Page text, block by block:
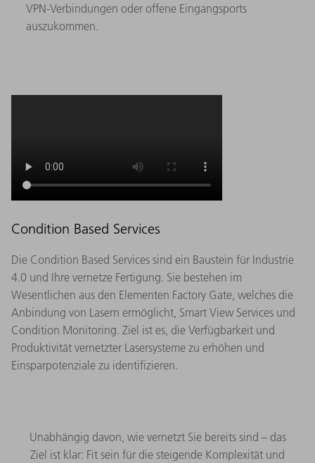
VPN-Verbindungen oder offene Eingangsports
auszukommen.
Condition Based Services
Die Condition Based Services sind ein Baustein für Industrie
4.0 und Ihre vernetze Fertigung. Sie bestehen im
Wesentlichen aus den Elementen Factory Gate, welches die
Anbindung von Lasern ermöglicht, Smart View Services und
Condition Monitoring. Ziel ist es, die Verfügbarkeit und
Produktivität vernetzter Lasersysteme zu erhöhen und
Einsparpotenziale zu identifizieren.
Unabhängig davon, wie vernetzt Sie bereits sind – das
Ziel ist klar: Fit sein für die steigende Komplexität und